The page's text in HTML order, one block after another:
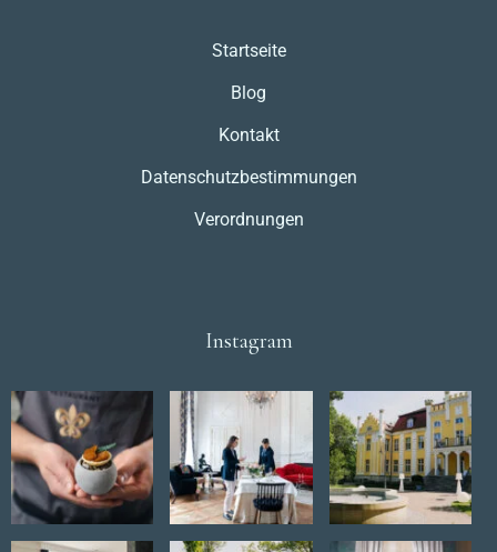
Startseite
Blog
Kontakt
Datenschutzbestimmungen
Verordnungen
Instagram